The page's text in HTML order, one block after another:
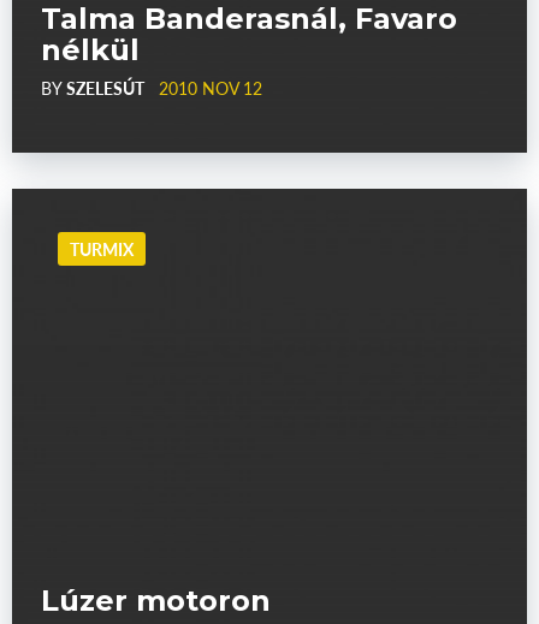
Talma Banderasnál, Favaro
nélkül
BYSZELESÚT 2010 NOV 12
TURMIX
Lúzer motoron